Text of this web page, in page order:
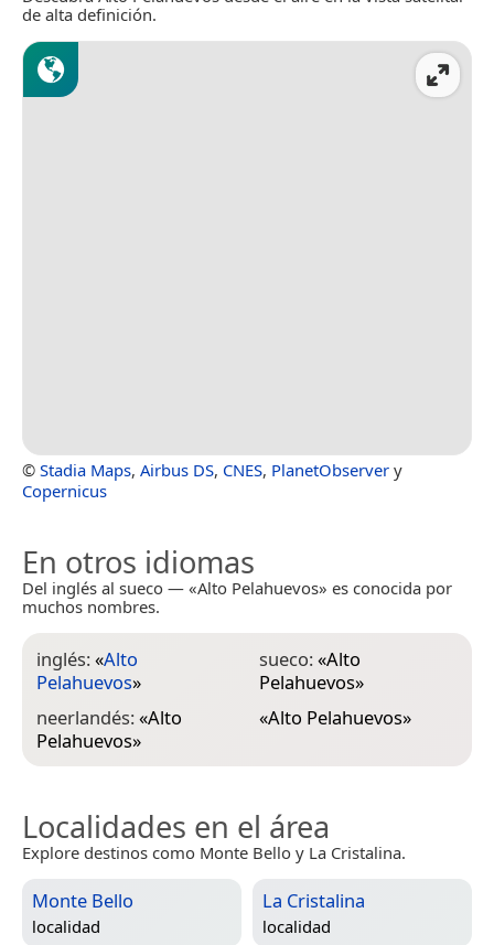
de alta definición.
© Stadia Maps, Airbus DS, CNES, PlanetObserver y
Copernicus
En otros idiomas
Del inglés al sueco — «Alto Pelahuevos» es conocida por
muchos nombres.
inglés:«Alto
Pelahuevos»
neerlandés:«Alto
Pelahuevos»
sueco:«Alto
Pelahuevos»
«Alto Pelahuevos»
Localidades en el área
Explore destinos como Monte Bello y La Cristalina.
Monte Bello
localidad
La Cristalina
localidad